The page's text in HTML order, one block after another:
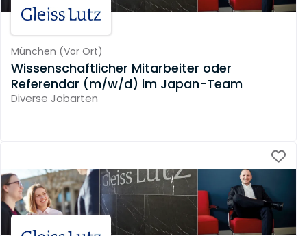
München (Vor Ort)
Wissenschaftlicher Mitarbeiter oder
Referendar (m/w/d) im Japan-Team
Diverse Jobarten